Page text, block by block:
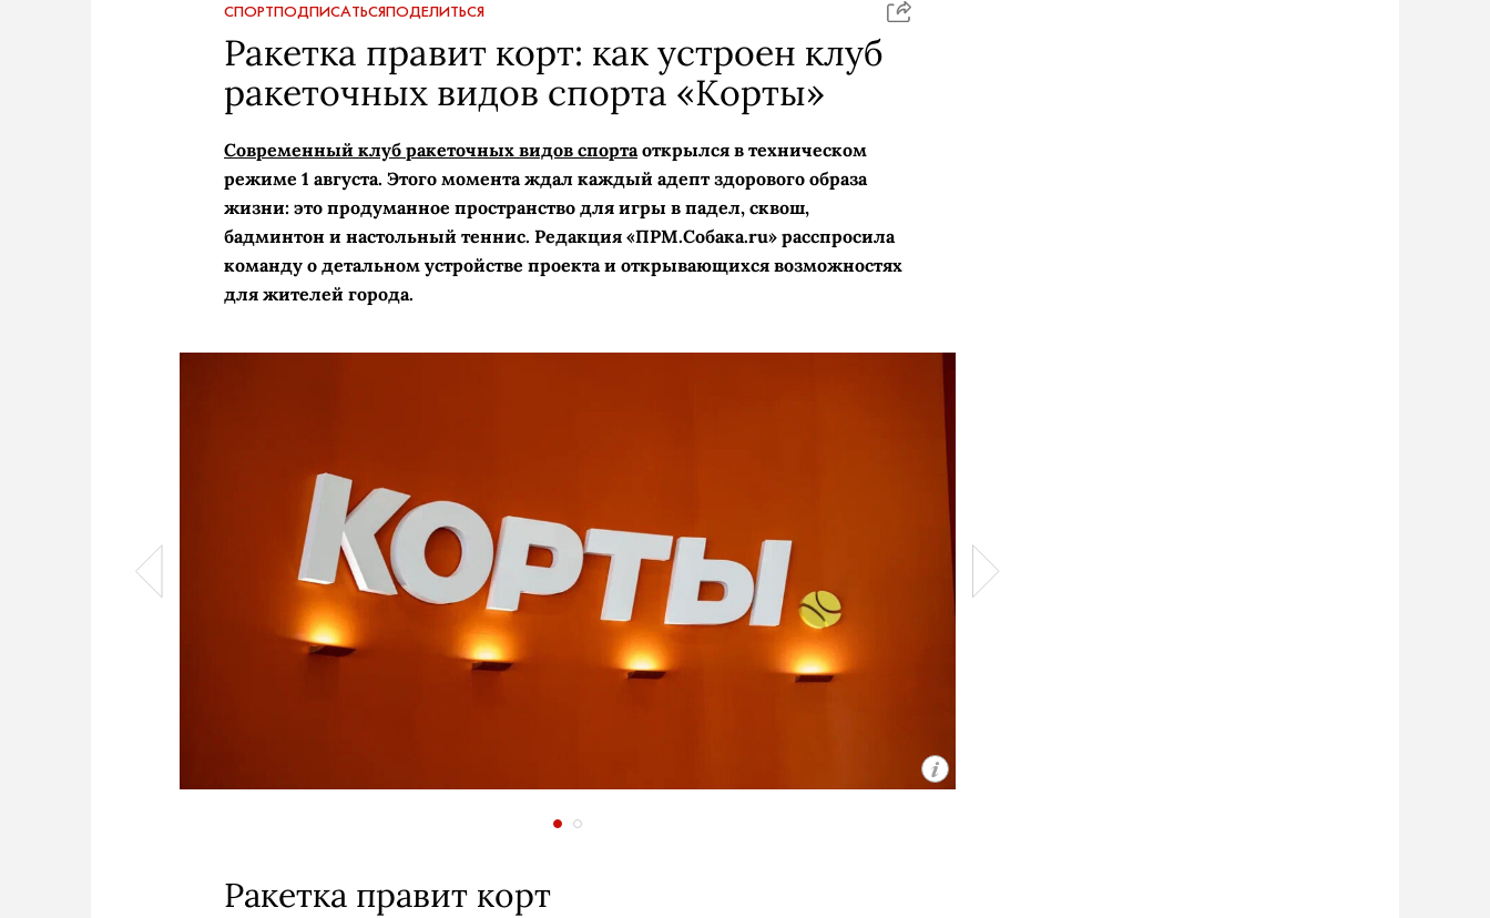
СПОРТПОДПИСАТЬСЯПОДЕЛИТЬСЯ
Ракетка правит корт: как устроен клуб
ракеточных видов спорта «Корты»
Современный клуб ракеточных видов спортаоткрылся в техническом
режиме 1 августа. Этого момента ждал каждый адепт здорового образа
жизни: это продуманное пространство для игры в падел, сквош,
бадминтон и настольный теннис. Редакция «ПРМ.Собака.ru» расспросила
команду о детальном устройстве проекта и открывающихся возможностях
для жителей города.
Ракетка правит корт